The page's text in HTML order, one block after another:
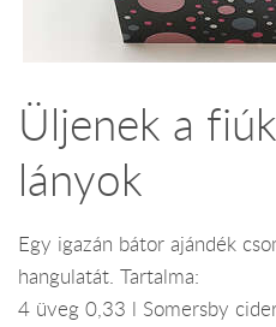
Üljenek a
lányok
Egy igazán bátor ajándék
hangulatát. Tartalma:
4 üveg 0,33 l Somersby